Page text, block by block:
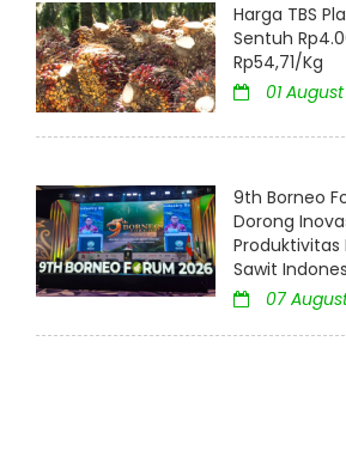
Harga TBS
Sentuh
Rp54,71/Kg
01
9th Borneo
Dorong
Produktivitas
Sawit
07 August